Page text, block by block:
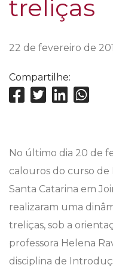
treliças
22 de fevereiro de
Compartilhe:
No último dia 20 de
calouros do curso de
Santa Catarina em
realizaram uma
treliças, sob a
professora Helena
disciplina de